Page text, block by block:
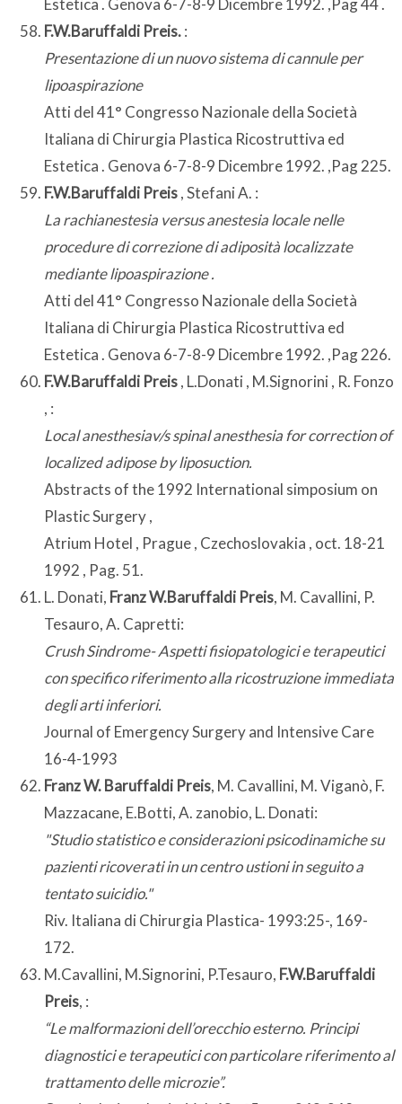
F.W.Baruffaldi Preis.:
Presentazione di un nuovo sistema di cannule per
lipoaspirazione
Atti del 41° Congresso Nazionale della Società
Italiana di Chirurgia Plastica Ricostruttiva ed
Estetica . Genova 6-7-8-9 Dicembre 1992. ,Pag 225.
F.W.Baruffaldi Preis, Stefani A. :
La rachianestesia versus anestesia locale nelle
procedure di correzione di adiposità localizzate
mediante lipoaspirazione .
Atti del 41° Congresso Nazionale della Società
Italiana di Chirurgia Plastica Ricostruttiva ed
Estetica . Genova 6-7-8-9 Dicembre 1992. ,Pag 226.
F.W.Baruffaldi Preis, L.Donati , M.Signorini , R. Fonzo
, :
Local anesthesiav/s spinal anesthesia for correction of
localized adipose by liposuction.
Abstracts of the 1992 International simposium on
Plastic Surgery ,
Atrium Hotel , Prague , Czechoslovakia , oct. 18-21
1992 , Pag. 51.
L. Donati, Franz W.Baruffaldi Preis, M. Cavallini, P.
Tesauro, A. Capretti:
Crush Sindrome- Aspetti fisiopatologici e terapeutici
con specifico riferimento alla ricostruzione immediata
degli arti inferiori.
Journal of Emergency Surgery and Intensive Care
16-4-1993
Franz W. Baruffaldi Preis, M. Cavallini, M. Viganò, F.
Mazzacane, E.Botti, A. zanobio, L. Donati:
"Studio statistico e considerazioni psicodinamiche su
pazienti ricoverati in un centro ustioni in seguito a
tentato suicidio."
Riv. Italiana di Chirurgia Plastica- 1993:25-, 169-
172.
M.Cavallini, M.Signorini, P.Tesauro, F.W.Baruffaldi
Preis, :
“Le malformazioni dell’orecchio esterno. Principi
diagnostici e terapeutici con particolare riferimento al
trattamento delle microzie”.